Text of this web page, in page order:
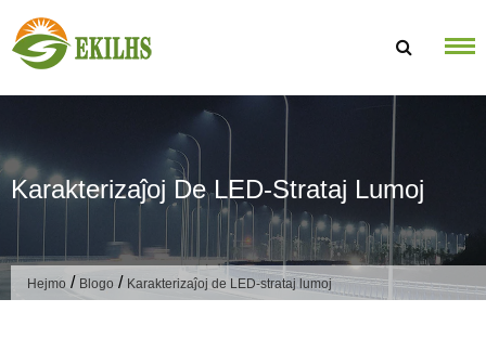
Karakterizaĵoj De LED-Strataj Lumoj
Hejmo / Blogo / Karakterizaĵoj de LED-strataj lumoj